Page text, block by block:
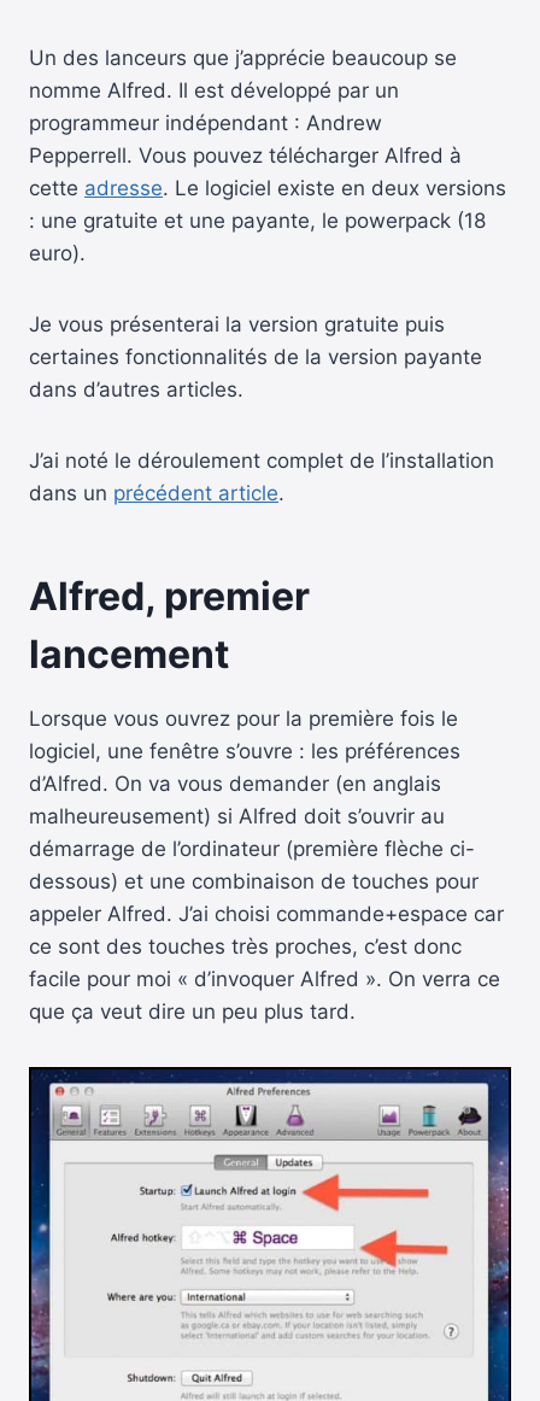
Un des lanceurs que j’apprécie beaucoup se
nomme Alfred. Il est développé par un
programmeur indépendant : Andrew
Pepperrell. Vous pouvez télécharger Alfred à
cette adresse. Le logiciel existe en deux versions
: une gratuite et une payante, le powerpack (18
euro).
Je vous présenterai la version gratuite puis
certaines fonctionnalités de la version payante
dans d’autres articles.
J’ai noté le déroulement complet de l’installation
dans un précédent article.
Alfred, premier
lancement
Lorsque vous ouvrez pour la première fois le
logiciel, une fenêtre s’ouvre : les préférences
d’Alfred. On va vous demander (en anglais
malheureusement) si Alfred doit s’ouvrir au
démarrage de l’ordinateur (première flèche ci-
dessous) et une combinaison de touches pour
appeler Alfred. J’ai choisi commande+espace car
ce sont des touches très proches, c’est donc
facile pour moi « d’invoquer Alfred ». On verra ce
que ça veut dire un peu plus tard.